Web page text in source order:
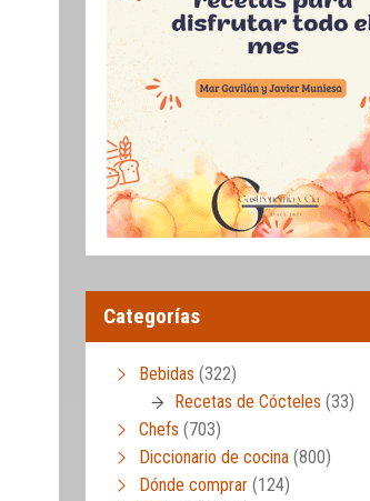
Categorías
Bebidas (322)
Recetas de Cócteles (33)
Chefs (703)
Diccionario de cocina (800)
Dónde comprar (124)